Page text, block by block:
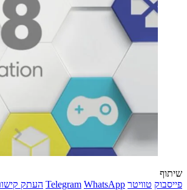
שיתוף
פייסבוק טוויטר Telegram WhatsApp העתק